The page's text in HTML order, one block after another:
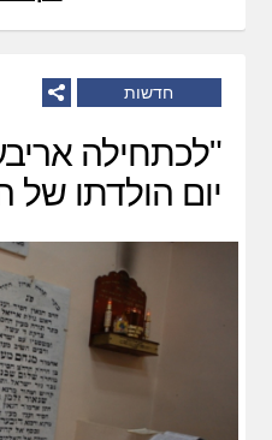
חדשות
"לכתחילה
יום הולדתו